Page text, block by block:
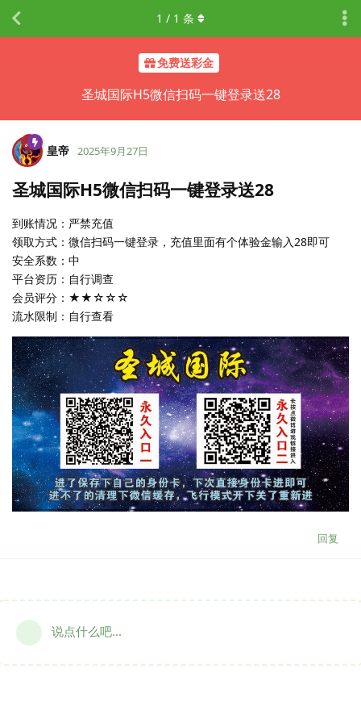
免费送彩金
圣城国际H5微信扫码一键登录送28
1 / 1 条
皇帝 2025年9月27日
圣城国际H5微信扫码一键登录送28
到账情况：严禁充值
领取方式：微信扫码一键登录，充值里面有个体验金输入28即可
安全系数：中
平台资历：自行调查
会员评分：★★☆☆☆
流水限制：自行查看
回复
说点什么吧...